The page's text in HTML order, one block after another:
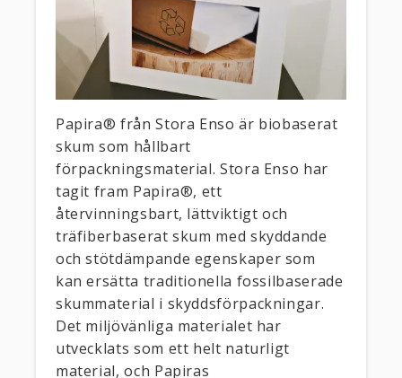
Papira® från Stora Enso är biobaserat
skum som hållbart
förpackningsmaterial. Stora Enso har
tagit fram Papira®, ett
återvinningsbart, lättviktigt och
träfiberbaserat skum med skyddande
och stötdämpande egenskaper som
kan ersätta traditionella fossilbaserade
skummaterial i skyddsförpackningar.
Det miljövänliga materialet har
utvecklats som ett helt naturligt
material, och Papiras